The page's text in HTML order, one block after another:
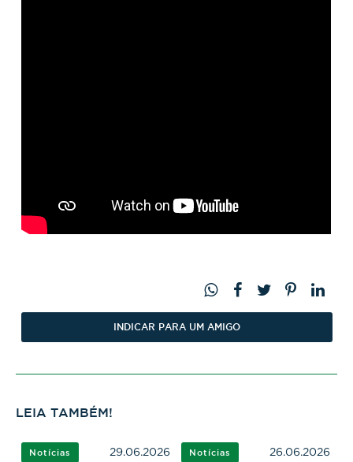
INDICAR PARA UM AMIGO
LEIA TAMBÉM!
Notícias 29.06.2026 Notícias 26.06.2026